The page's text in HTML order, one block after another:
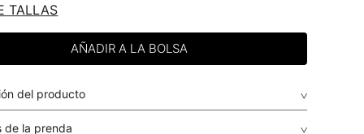
TALLAS
del producto
de la prenda